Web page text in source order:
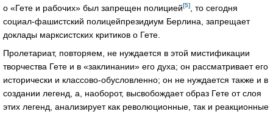
о «Гете и рабочих» был запрещен полицией[5]
, то сегодня
социал-фашистский полицейпрезидиум Берлина, запрещает
доклады марксистских критиков о Гете.
Пролетариат, повторяем, не нуждается в этой мистификации
творчества Гете и в «заклинании» его духа; он рассматривает его
исторически и классово-обусловленно; он не нуждается также и в
создании легенд, а, наоборот, высвобождает образ Гете от слоя
этих легенд, анализирует как революционные, так и реакционные